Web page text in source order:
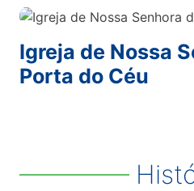
Igreja de Nossa
Porta do Céu